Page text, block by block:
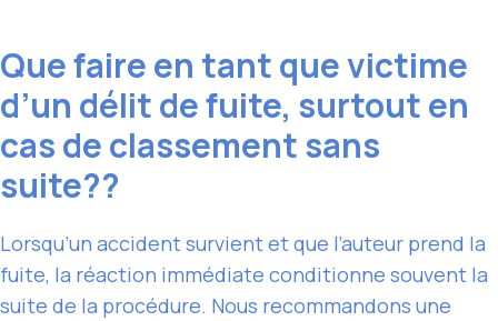
Que faire en tant que victime
d’un délit de fuite, surtout en
cas de classement sans
suite??
Lorsqu’un accident survient et que l’auteur prend la
fuite, la réaction immédiate conditionne souvent la
suite de la procédure. Nous recommandons une